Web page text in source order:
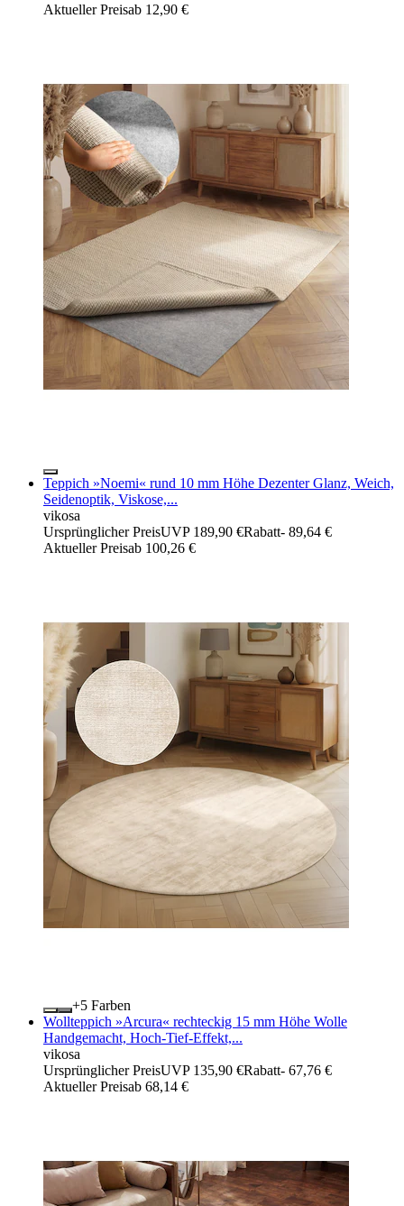
Aktueller Preisab 12,90 €
Teppich »Noemi« rund 10 mm Höhe Dezenter Glanz, Weich,
Seidenoptik, Viskose,...
vikosa
Ursprünglicher PreisUVP 189,90 €Rabatt- 89,64 €
Aktueller Preisab 100,26 €
+
Farben
Wollteppich »Arcura« rechteckig 15 mm Höhe Wolle
Handgemacht, Hoch-Tief-Effekt,...
vikosa
Ursprünglicher PreisUVP 135,90 €Rabatt- 67,76 €
Aktueller Preisab 68,14 €